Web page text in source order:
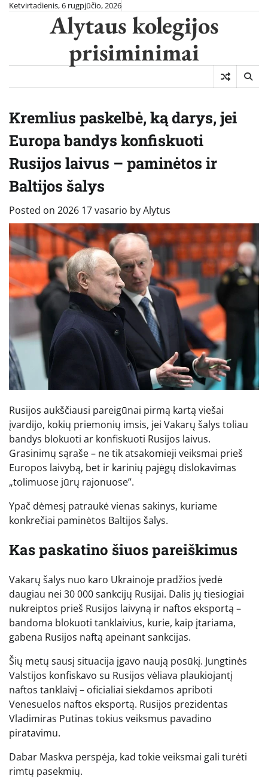
SkipKetvirtadienis, 6 rugpjūčio, 2026
Alytaus kolegijos
prisiminimai
Kremlius paskelbė, ką darys, jei
Europa bandys konfiskuoti
Rusijos laivus – paminėtos ir
Baltijos šalys
Posted on 2026 17 vasario byAlytus
Rusijos aukščiausi pareigūnai pirmą kartą viešai
įvardijo, kokių priemonių imsis, jei Vakarų šalys toliau
bandys blokuoti ar konfiskuoti Rusijos laivus.
Grasinimų sąraše – ne tik atsakomieji veiksmai prieš
Europos laivybą, bet ir karinių pajėgų dislokavimas
„tolimuose jūrų rajonuose”.
Ypač dėmesį patraukė vienas sakinys, kuriame
konkrečiai paminėtos Baltijos šalys.
Kas paskatino šiuos pareiškimus
Vakarų šalys nuo karo Ukrainoje pradžios įvedė
daugiau nei 30 000 sankcijų Rusijai. Dalis jų tiesiogiai
nukreiptos prieš Rusijos laivyną ir naftos eksportą –
bandoma blokuoti tanklaivius, kurie, kaip įtariama,
gabena Rusijos naftą apeinant sankcijas.
Šių metų sausį situacija įgavo naują posūkį. Jungtinės
Valstijos konfiskavo su Rusijos vėliava plaukiojantį
naftos tanklaivį – oficialiai siekdamos apriboti
Venesuelos naftos eksportą. Rusijos prezidentas
Vladimiras Putinas tokius veiksmus pavadino
piratavimu.
Dabar Maskva perspėja, kad tokie veiksmai gali turėti
rimtų pasekmių.